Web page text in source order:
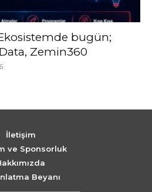
bugün;
Zemin360
İletişim
ve Sponsorluk
Beyanı